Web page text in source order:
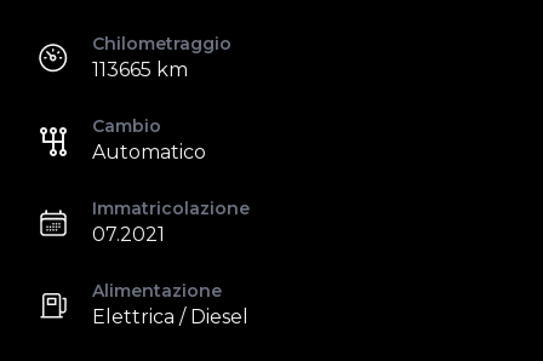
Chilometraggio
113665 km
Cambio
Automatico
Immatricolazione
07.2021
Alimentazione
Elettrica / Diesel